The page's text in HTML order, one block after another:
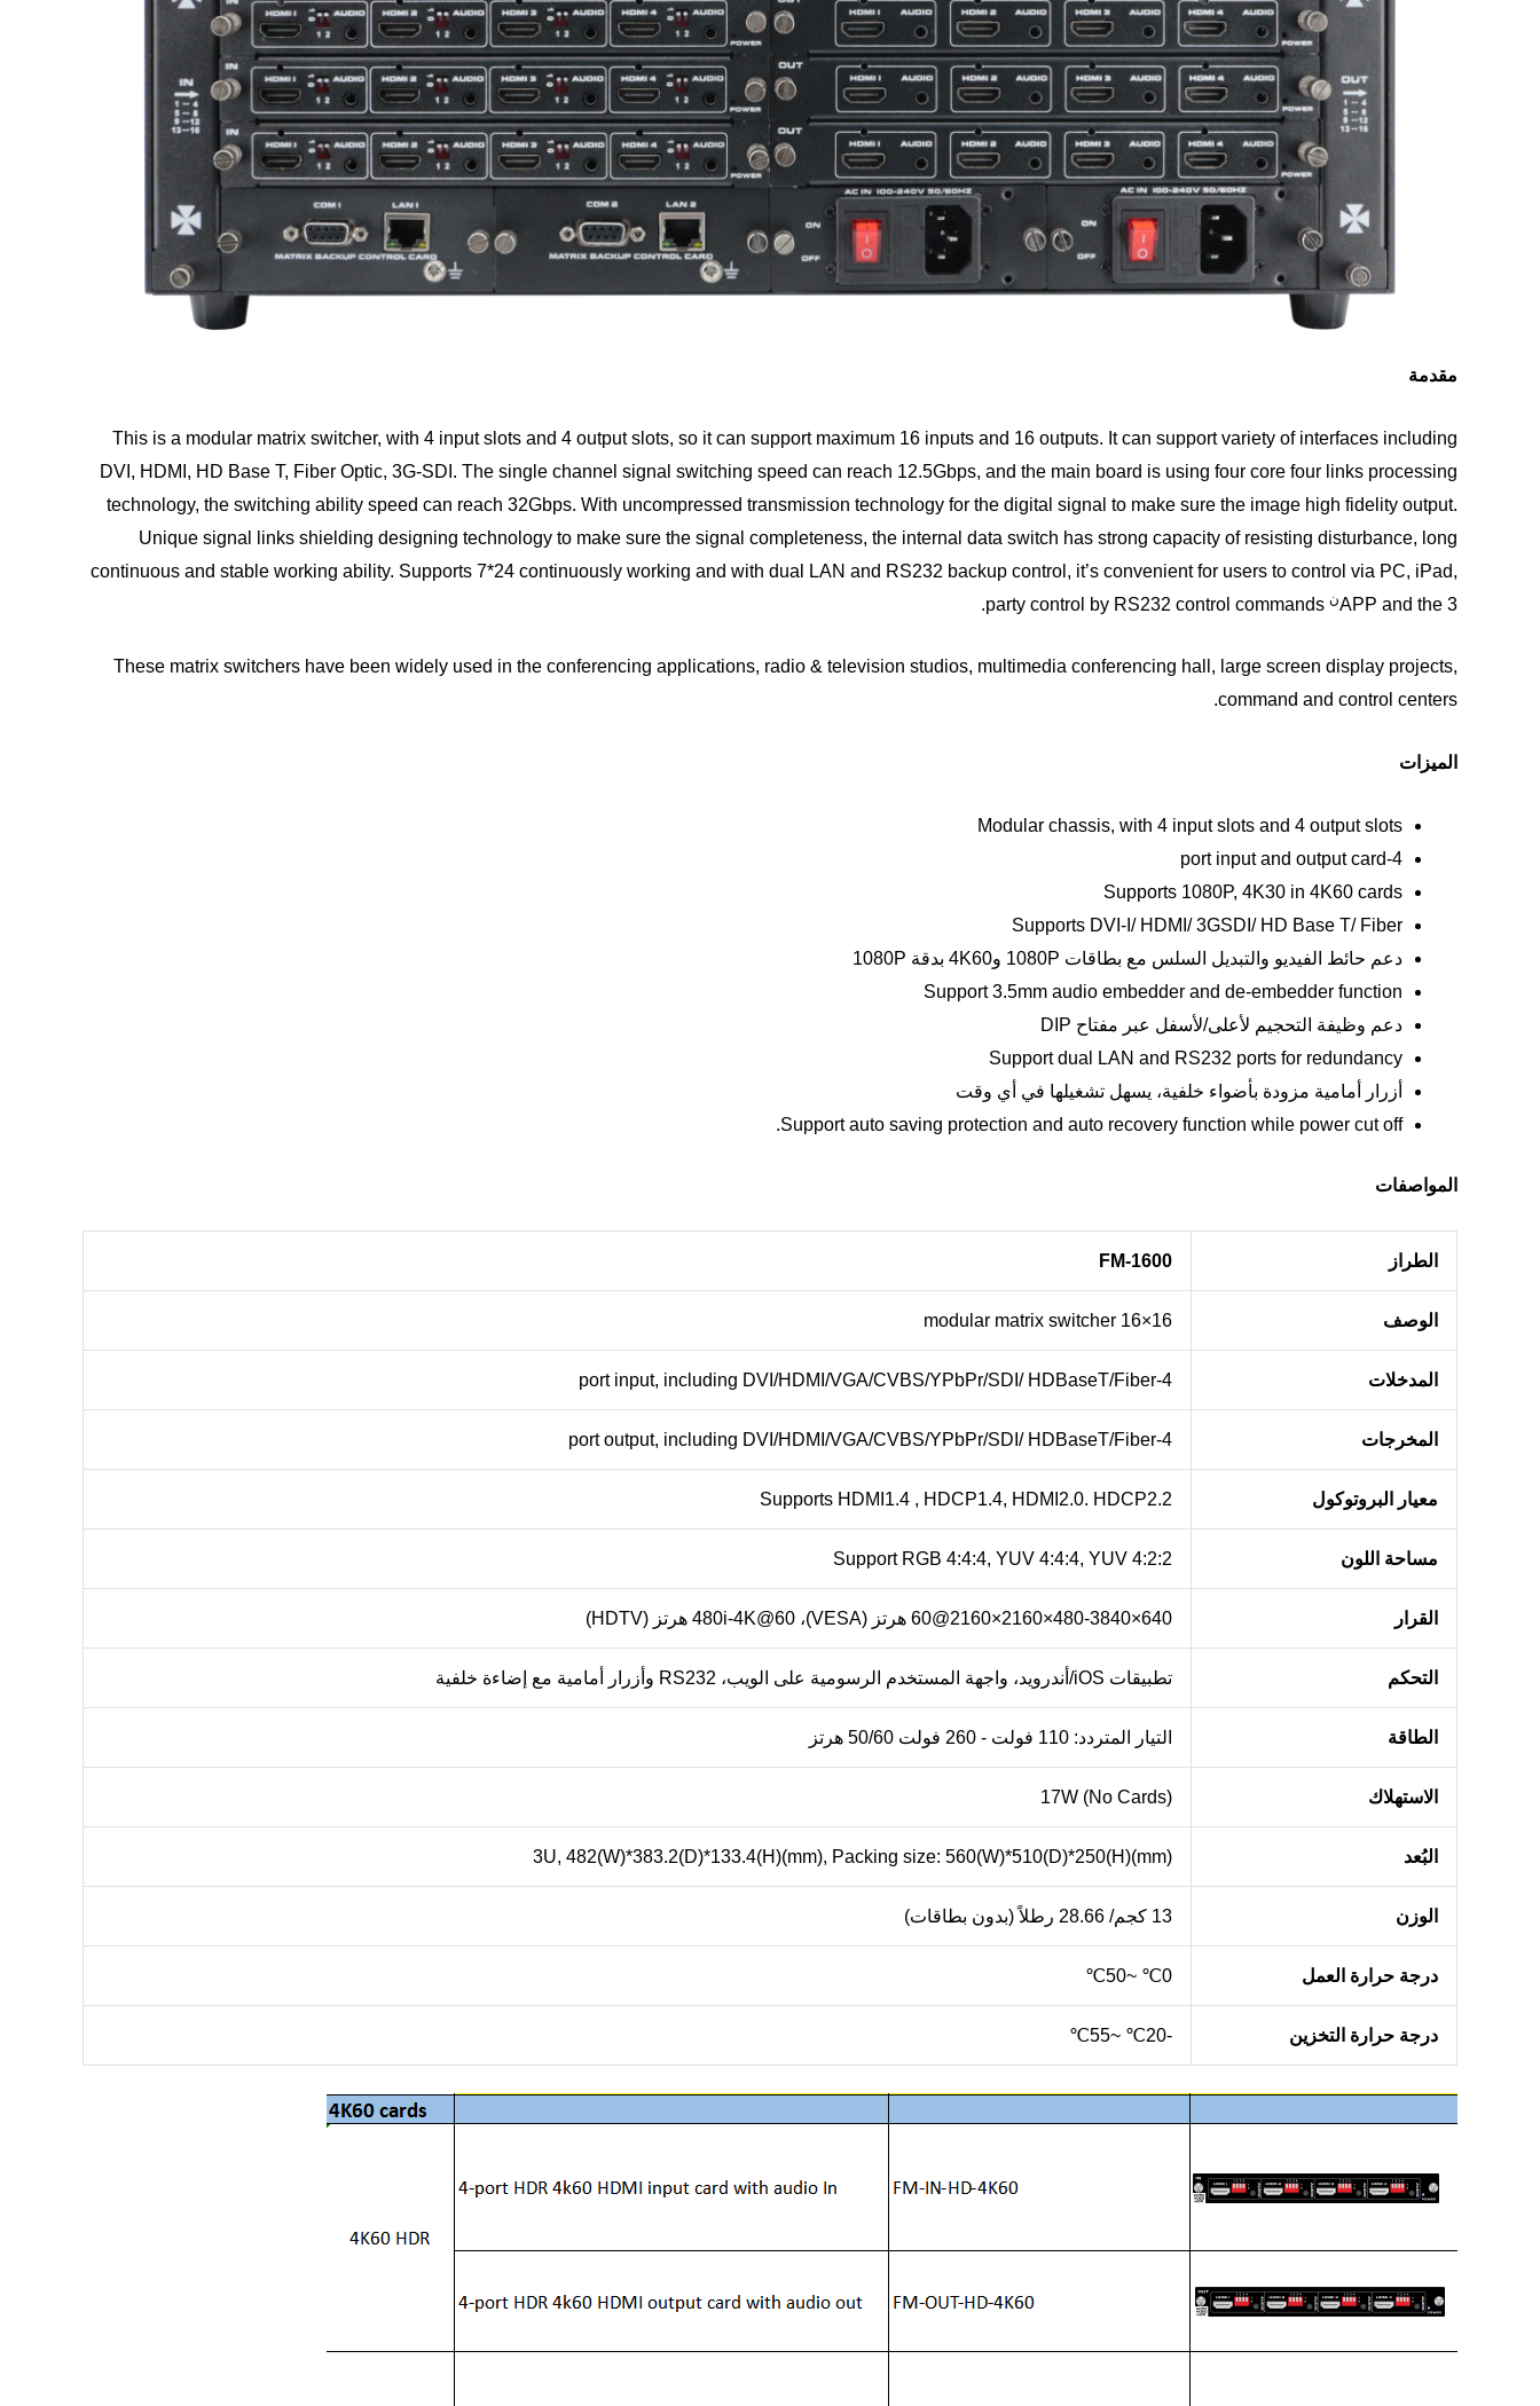
مقدمة
This is a modular matrix switcher, with 4 input slots and 4 output slots, so it can support maximum 16 inputs and 16 outputs. It can support variety of interfaces including
DVI, HDMI, HD Base T, Fiber Optic, 3G-SDI. The single channel signal switching speed can reach 12.5Gbps, and the main board is using four core four links processing
technology, the switching ability speed can reach 32Gbps. With uncompressed transmission technology for the digital signal to make sure the image high fidelity output.
Unique signal links shielding designing technology to make sure the signal completeness, the internal data switch has strong capacity of resisting disturbance, long
continuous and stable working ability. Supports 7*24 continuously working and with dual LAN and RS232 backup control, it’s convenient for users to control via PC, iPad,
APP and the 3
𞸍
These matrix switchers have been widely used in the conferencing applications, radio & television studios, multimedia conferencing hall, large screen display projects,
command and control centers.
الميزات
Modular chassis, with 4 input slots and 4 output slots
4-port input and output card
Supports 1080P, 4K30 in 4K60 cards
Supports DVI-I/ HDMI/ 3GSDI/ HD Base T/ Fiber
دعم حائط الفيديو والتبديل السلس مع بطاقات 1080P و4K60 بدقة 1080P
Support 3.5mm audio embedder and de-embedder function
دعم وظيفة التحجيم لأعلى/لأسفل عبر مفتاح DIP
Support dual LAN and RS232 ports for redundancy
أزرار أمامية مزودة بأضواء خلفية، يسهل تشغيلها في أي وقت
Support auto saving protection and auto recovery function while power cut off.
المواصفات
الطراز FM-1600
الوصف 16×16 modular matrix switcher
المدخلات 4-port input, including DVI/HDMI/VGA/CVBS/YPbPr/SDI/ HDBaseT/Fiber
المخرجات 4-port output, including DVI/HDMI/VGA/CVBS/YPbPr/SDI/ HDBaseT/Fiber
معيار البروتوكول Supports HDMI1.4 , HDCP1.4, HDMI2.0. HDCP2.2
مساحة اللون Support RGB 4:4:4, YUV 4:4:4, YUV 4:2:2
القرار 640×480-3840×2160×2160@60 هرتز (VESA)، 480i-4K@60 هرتز (HDTV)
التحكم تطبيقات iOS/أندرويد، واجهة المستخدم الرسومية على الويب، RS232 وأزرار أمامية مع إضاءة خلفية
الطاقة التيار المتردد: 110 فولت - 260 فولت 50/60 هرتز
الاستهلاك 17W (No Cards)
البُعد 3U, 482(W)*383.2(D)*133.4(H)(mm), Packing size: 560(W)*510(D)*250(H)(mm)
الوزن 13 كجم/ 28.66 رطلاً (بدون بطاقات)
درجة حرارة العمل 0℃ ~50℃
درجة حرارة التخزين -20℃ ~55℃